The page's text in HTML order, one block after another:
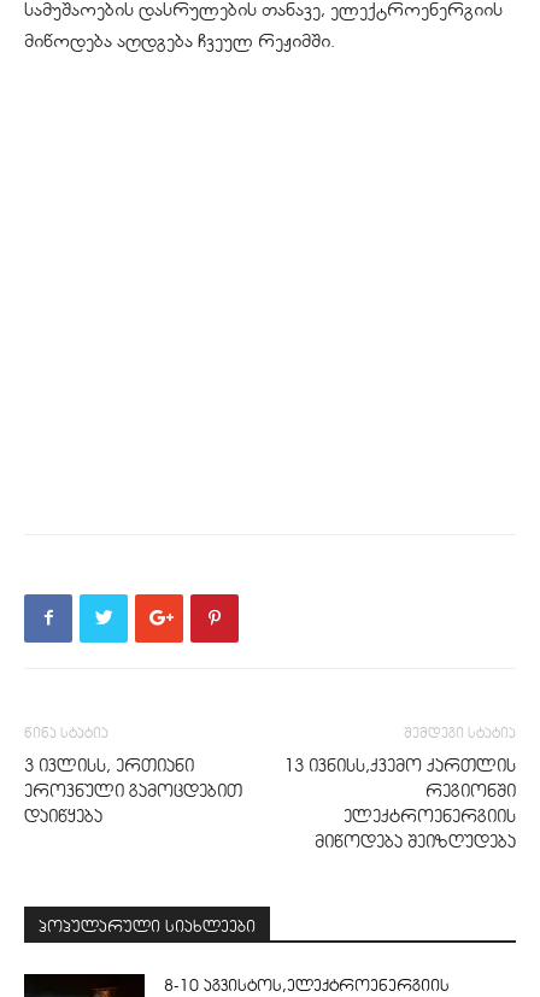
სამუშაოების დასრულების თანავე, ელექტროენერგიის
მიწოდება აღდგება ჩვეულ რეჟიმში.
წინა სტატია
3 ივლისს, ერთიანი
ეროვნული გამოცდებით
დაიწყება
შემდეგი სტატია
13 ივნისს,ქვემო ქართლის
რეგიონში
ელექტროენერგიის
მიწოდება შეიზღუდება
პოპულარული სიახლეები
8-10 აგვისტოს,ელექტროენერგიის